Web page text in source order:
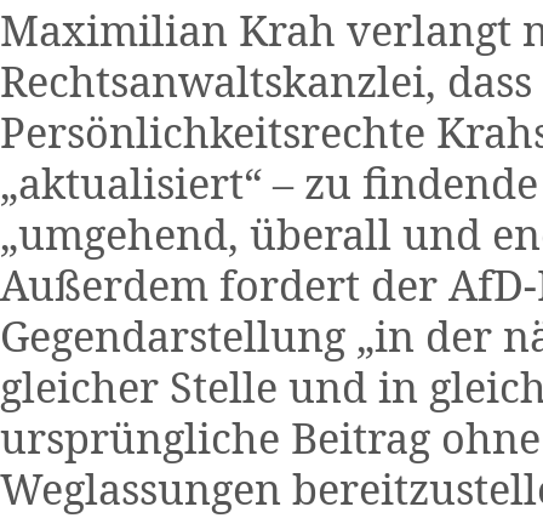
Maximilian Krah verlangt
Rechtsanwaltskanzlei,
Persönlichkeitsrechte
„aktualisiert“ – zu
„umgehend, überall und
Außerdem fordert der
Gegendarstellung „in der
gleicher Stelle und in
ursprüngliche Beitrag
Weglassungen